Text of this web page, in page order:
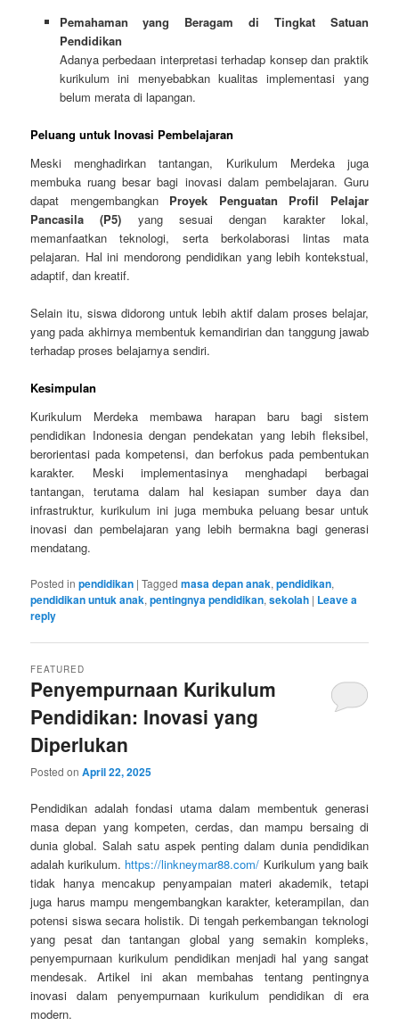
Pemahaman yang Beragam di Tingkat Satuan
Pendidikan
Adanya perbedaan interpretasi terhadap konsep dan praktik
kurikulum ini menyebabkan kualitas implementasi yang
belum merata di lapangan.
Peluang untuk Inovasi Pembelajaran
Meski menghadirkan tantangan, Kurikulum Merdeka juga
membuka ruang besar bagi inovasi dalam pembelajaran. Guru
dapat mengembangkan Proyek Penguatan Profil Pelajar
Pancasila (P5) yang sesuai dengan karakter lokal,
memanfaatkan teknologi, serta berkolaborasi lintas mata
pelajaran. Hal ini mendorong pendidikan yang lebih kontekstual,
adaptif, dan kreatif.
Selain itu, siswa didorong untuk lebih aktif dalam proses belajar,
yang pada akhirnya membentuk kemandirian dan tanggung jawab
terhadap proses belajarnya sendiri.
Kesimpulan
Kurikulum Merdeka membawa harapan baru bagi sistem
pendidikan Indonesia dengan pendekatan yang lebih fleksibel,
berorientasi pada kompetensi, dan berfokus pada pembentukan
karakter. Meski implementasinya menghadapi berbagai
tantangan, terutama dalam hal kesiapan sumber daya dan
infrastruktur, kurikulum ini juga membuka peluang besar untuk
inovasi dan pembelajaran yang lebih bermakna bagi generasi
mendatang.
Posted in pendidikan |Tagged masa depan anak,pendidikan,
pendidikan untuk anak,pentingnya pendidikan,sekolah | Leave a
reply
Penyempurnaan Kurikulum
Pendidikan: Inovasi yang
Diperlukan
FEATURED
Posted onApril 22, 2025
Pendidikan adalah fondasi utama dalam membentuk generasi
masa depan yang kompeten, cerdas, dan mampu bersaing di
dunia global. Salah satu aspek penting dalam dunia pendidikan
adalah kurikulum. https://linkneymar88.com/ Kurikulum yang baik
tidak hanya mencakup penyampaian materi akademik, tetapi
juga harus mampu mengembangkan karakter, keterampilan, dan
potensi siswa secara holistik. Di tengah perkembangan teknologi
yang pesat dan tantangan global yang semakin kompleks,
penyempurnaan kurikulum pendidikan menjadi hal yang sangat
mendesak. Artikel ini akan membahas tentang pentingnya
inovasi dalam penyempurnaan kurikulum pendidikan di era
modern.